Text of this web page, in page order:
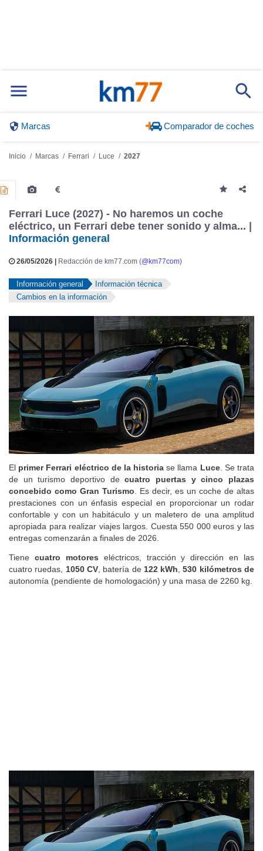
Marcas Comparador de coches
Inicio Marcas Ferrari Luce 2027
Ferrari Luce (2027) - No haremos un coche
eléctrico, un Ferrari debe tener sonido y alma... |
Información general
26/05/2026 | Redacción de km77.com (@km77com)
Información general
Información técnica
Cambios en la información
El primer Ferrari eléctrico de la historia se llama Luce. Se trata
de un turismo deportivo decuatro puertas y cinco plazas
concebido como Gran Turismo . Es decir, es un coche de altas
prestaciones con un énfasis especial en proporcionar un rodar
confortable y con un habitáculo y un maletero de una amplitud
apropiada para realizar viajes largos. Cuesta 550 000 euros y las
entregas comenzarán a finales de 2026.
Tiene cuatro motores eléctricos, tracción y dirección en las
cuatro ruedas, 1050 CV, batería de 122 kWh ,530 kilómetros de
autonomía (pendiente de homologación) y una masa de 2260 kg.